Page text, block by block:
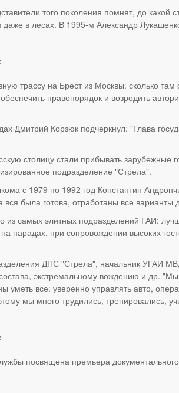
того поколения помнят, до какой
в лесах. В 1995-м Александр
трассу на Брест из Москвы: сколько
правопорядок и возродить
Дмитрий Корзюк подчеркнул: "Глава
столицу стали прибывать зарубежные
подразделение "Стрела".
с 1979 по 1992 год Константин
была готова, отработаны все варианты
самых элитных подразделений ГАИ:
парадах, при сопровождении высоких
ДПС "Стрела", начальник УГАИ
экстремальному вождению и др.
все: уверенно управлять авто,
мы много трудились, тренировались,
посвящена премьера